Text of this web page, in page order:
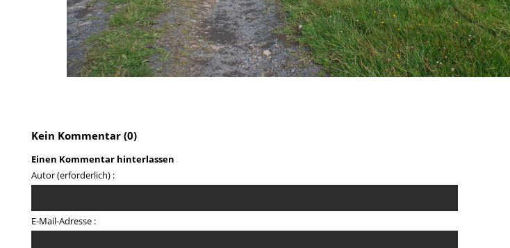
Kein Kommentar (0)
Einen Kommentar hinterlassen
Autor (erforderlich) :
E-Mail-Adresse :